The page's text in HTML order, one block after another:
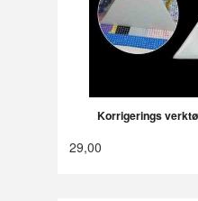
Korrigerings
29,00